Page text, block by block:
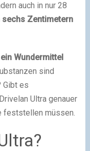
auch in nur 28
Zentimetern
ein Wundermittel
sind
Gibt es
Ultra genauer
feststellen müssen.